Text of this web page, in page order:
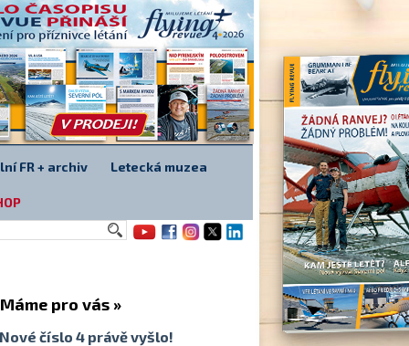
pro vás »
Nové číslo 4 právě vyšlo!
FR + archiv Letecká muzea